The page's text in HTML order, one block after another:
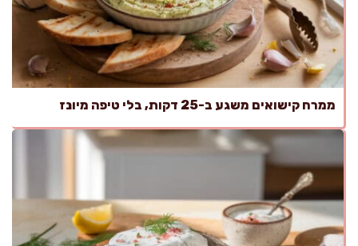
ממרח קישואים משגע ב-25 דקות, בלי טיפה מיונז